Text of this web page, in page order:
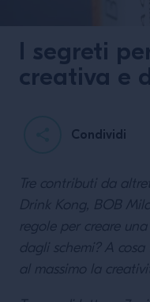
I segreti
creativa e
Condividi
Tre contributi da
Drink Kong, BOB
regole per creare
dagli schemi? A
al massimo la